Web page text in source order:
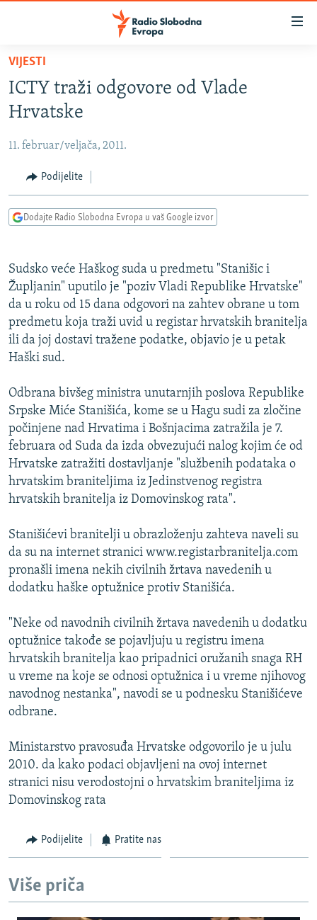
Pređite
glavni
sadržaj
na
navigaciju
Pređite
na
BOSNA I HERCEGOVINA
KOSOVO
CRNA GORA
VIDEO
INFOGRAFIKE
PODCASTI
KINA NA BALKANU
RSE PRIČE IZ SVIJETA
ISPRIČAJ MI
DNEVNO@RSE
VIŠE OD NASLOVA
GENOCID U SREBRENICI
POPLAVE I KLIZIŠTA U BIH 2024.
TV LIBERTY
MOJA EVROPA
SVE KARTE DEJTONA
PRATITE NAS
Sve RFE/RL stranice
VIJESTI
ICTY traži odgovore od Vlade
Hrvatske
11. februar/veljača, 2011.
Podijelite
Dodajte Radio Slobodna Evropa u vaš Google izvor
Sudsko veće Haškog suda u predmetu "Stanišic i
Župljanin" uputilo je "poziv Vladi Republike Hrvatske"
da u roku od 15 dana odgovori na zahtev obrane u tom
predmetu koja traži uvid u registar hrvatskih branitelja
ili da joj dostavi tražene podatke, objavio je u petak
Haški sud.
Odbrana bivšeg ministra unutarnjih poslova Republike
Srpske Miće Stanišića, kome se u Hagu sudi za zločine
počinjene nad Hrvatima i Bošnjacima zatražila je 7.
februara od Suda da izda obvezujući nalog kojim će od
Hrvatske zatražiti dostavljanje "službenih podataka o
hrvatskim braniteljima iz Jedinstvenog registra
hrvatskih branitelja iz Domovinskog rata".
Stanišićevi branitelji u obrazloženju zahteva naveli su
da su na internet stranici www.registarbranitelja.com
pronašli imena nekih civilnih žrtava navedenih u
dodatku haške optužnice protiv Stanišića.
"Neke od navodnih civilnih žrtava navedenih u dodatku
optužnice takođe se pojavljuju u registru imena
hrvatskih branitelja kao pripadnici oružanih snaga RH
u vreme na koje se odnosi optužnica i u vreme njihovog
navodnog nestanka", navodi se u podnesku Stanišićeve
odbrane.
Ministarstvo pravosuđa Hrvatske odgovorilo je u julu
2010. da kako podaci objavljeni na ovoj internet
stranici nisu verodostojni o hrvatskim braniteljima iz
Domovinskog rata
Podijelite Pratite nas
Više priča